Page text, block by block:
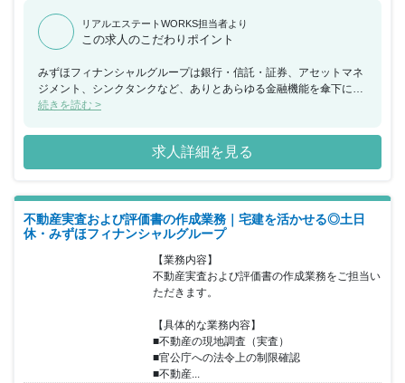
リアルエステートWORKS担当者より
この求人のこだわりポイント
みずほフィナンシャルグループは銀行・信託・証券、アセットマネ
ジメント、シンクタンクなど、ありとあらゆる金融機能を傘下にも
っている日本国内屈指の総合金融グループになります。 国内最大級
います。 同ポジションにおいては、不動産関連法令への習熟は勿論
ですが、銀行員としての不動産評価ポイントを習得していくことも
可能です。 残業もほとんどなく、土日祝日休みで賞与もしっかり支
期的に活躍頂ける人材を募っており、ご希望次第ではマネジメント
も含めた役割にも挑戦可能です。
続きを読む >
求人詳細を見る
不動産実査および評価書の作成業務｜宅建を活かせる◎土日
休・みずほフィナンシャルグループ
【業務内容】
不動産実査および評価書の作成業務をご担当い
ただきます。
【具体的な業務内容】
■不動産の現地調査（実査）
■官公庁への法令上の制限確認
■不動産...